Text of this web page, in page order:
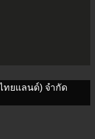
ทยแลนด์) จำกัด